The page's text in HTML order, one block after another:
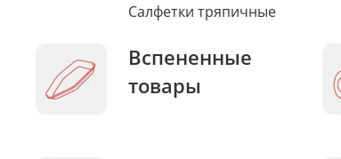
Салфетки тряпичные
Вспененные
товары